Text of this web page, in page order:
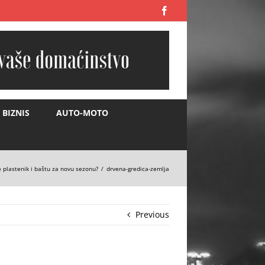
BIZNIS
AUTO-MOTO
plastenik i baštu za novu sezonu? drvena-gredica-zemlja
Previous